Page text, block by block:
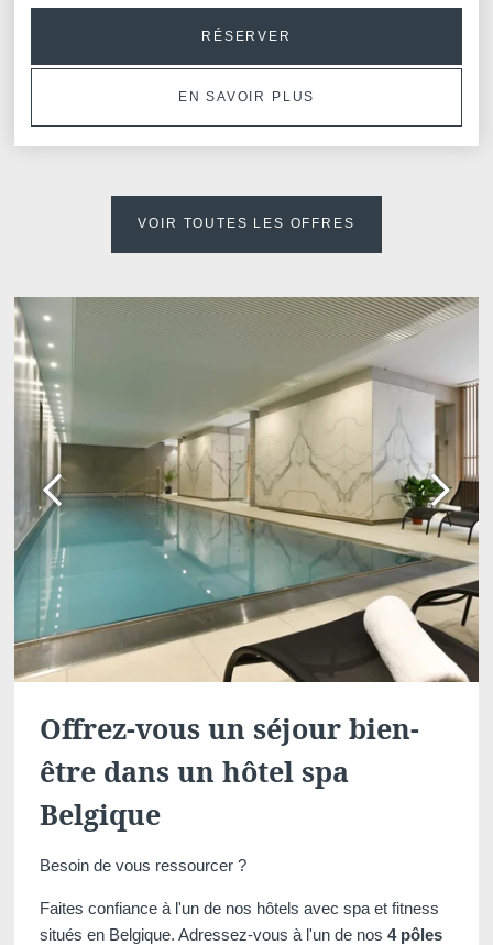
RÉSERVER
EN SAVOIR PLUS
VOIR TOUTES LES OFFRES
Offrez-vous un séjour bien-
être dans un hôtel spa
Belgique
Besoin de vous ressourcer ?
Faites confiance à l'un de nos hôtels avec spa et fitness
situés en Belgique. Adressez-vous à l'un de nos 4 pôles
,